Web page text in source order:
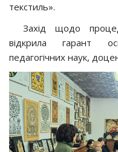
текстиль».
Захід щодо
відкрила гарант
педагогічних наук,